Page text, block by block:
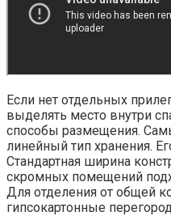
Если нет отдельных
выделять место внутри
способы размещения.
линейный тип хранения.
Стандартная ширина
скромных помещений
Для отделения от общей
гипсокартонные